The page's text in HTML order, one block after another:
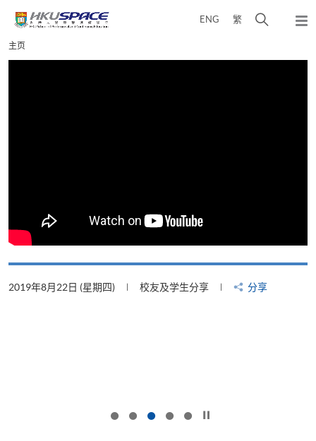
content
ENG 繁
弹
Main
content
主页
2019年8月22日 (星期四) 校友及学生分享 分享